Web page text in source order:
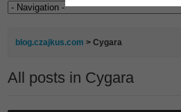
blog.czajkus.com >Cygara
All posts in Cygara